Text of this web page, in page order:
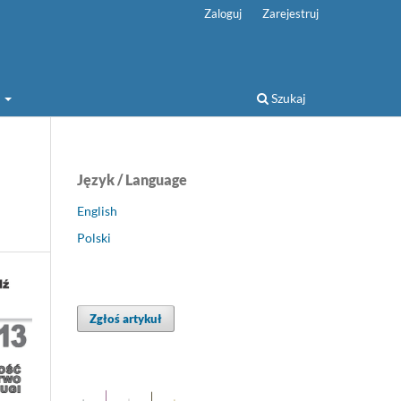
Szukaj
Zaloguj Zarejestruj
Język / Language
English
Polski
Zgłoś artykuł